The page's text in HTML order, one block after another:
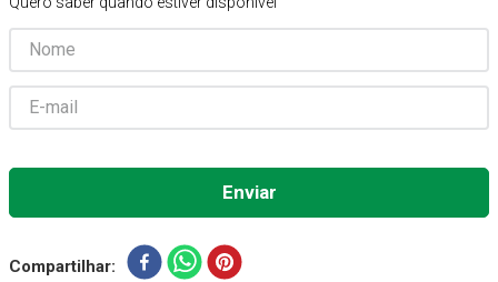
Compartilhar
6º Estetoscopio Littmann
7º Aparelho Pressão
8º